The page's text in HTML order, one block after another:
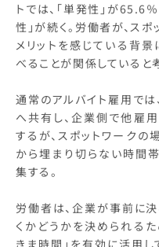
トでは、「単発性」が65.6
性」が続く。労働者が、ス
メリットを感じている背
べることが関係していると
通常のアルバイト雇用で
へ共有し、企業側で他雇
するが、スポットワークの
から埋まり切らない時間
集する。
労働者は、企業が事前に
くかどうかを決められるた